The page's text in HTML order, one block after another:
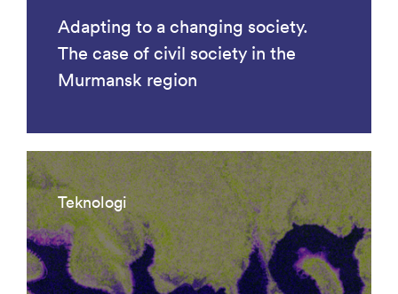
Adapting to a changing society.
The case of civil society in the
Murmansk region
Teknologi